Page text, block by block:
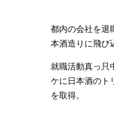
都内の会社を退
本酒造りに飛び
就職活動真っ只
ケに日本酒のト
を取得。